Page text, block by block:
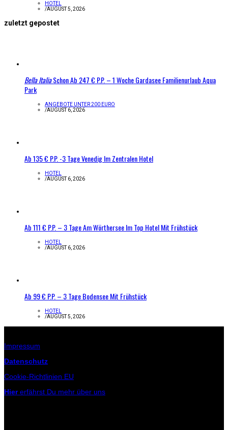
HOTEL
/AUGUST 5, 2026
zuletzt gepostet
Bella ItaliaSchon Ab 247 € P.P. – 1 Woche Gardasee Familienurlaub Aqua
Park
ANGEBOTE UNTER 200 EURO
/AUGUST 6, 2026
Ab 135 € P.P. -3 Tage Venedig Im Zentralen Hotel
HOTEL
/AUGUST 6, 2026
Ab 111 € P.P. – 3 Tage Am Wörthersee Im Top Hotel Mit Frühstück
HOTEL
/AUGUST 6, 2026
Ab 99 € P.P. – 3 Tage Bodensee Mit Frühstück
HOTEL
/AUGUST 5, 2026
Impressum
Datenschutz
Cookie-Richtlinien EU
Hiererfährst Du mehr über uns